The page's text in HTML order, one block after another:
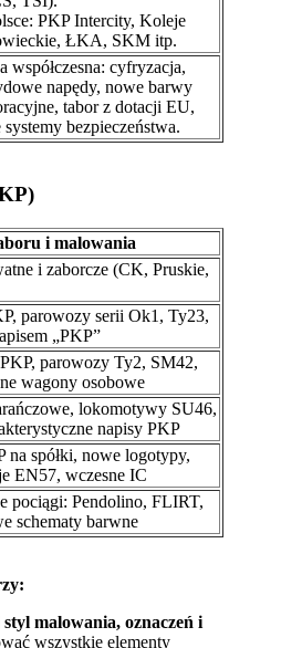
PKP Intercity, Koleje
ŁKA, SKM itp.
współczesna: cyfryzacja,
napędy, nowe barwy
tabor z dotacji EU,
systemy bezpieczeństwa.
i malowania
i zaborcze (CK, Pruskie,
parowozy serii Ok1, Ty23,
„PKP”
parowozy Ty2, SM42,
wagony osobowe
lokomotywy SU46,
napisy PKP
na spółki, nowe logotypy,
EN57, wczesne IC
pociągi: Pendolino, FLIRT,
schematy barwne
malowania, oznaczeń i
wszystkie elementy